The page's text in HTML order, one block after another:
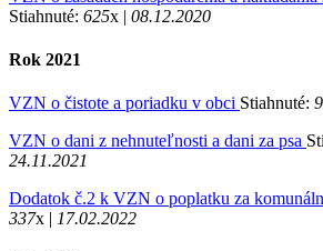
Stiahnuté: 625x | 08.12.2020
Rok 2021
VZN o čistote a poriadku v obci Stiahnuté:
VZN o dani z nehnuteľnosti a dani za psa
24.11.2021
Dodatok č.2 k VZN o poplatku za
337x | 17.02.2022